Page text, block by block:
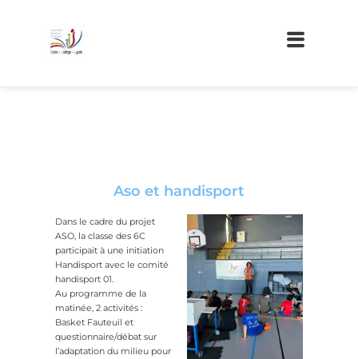
Aso et handisport
Dans le cadre du projet
ASO, la classe des 6C
participait à une initiation
Handisport avec le comité
handisport 01.
Au programme de la
matinée, 2 activités :
Basket Fauteuil et
questionnaire/débat sur
l’adaptation du milieu pour